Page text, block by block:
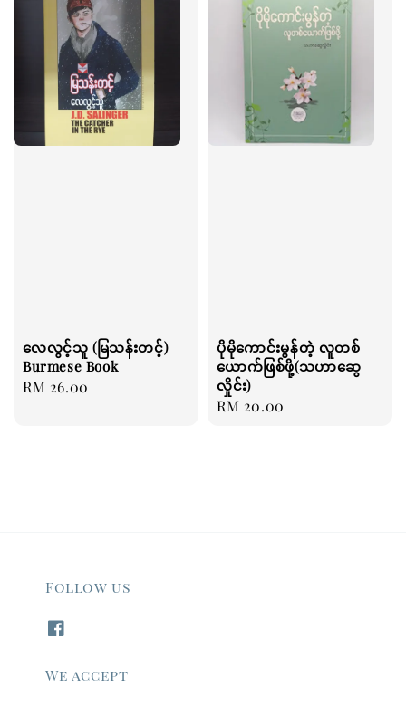
လေလွင့်သူ (မြသန်းတင့်)
Burmese Book
Regular
RM 26.00
ပိုမိုကောင်းမွန်တဲ့ လူတစ်
ယောက်ဖြစ်ဖို့(သဟာဆွေ
လှိုင်း)
Regular
RM 20.00
Follow us
We accept